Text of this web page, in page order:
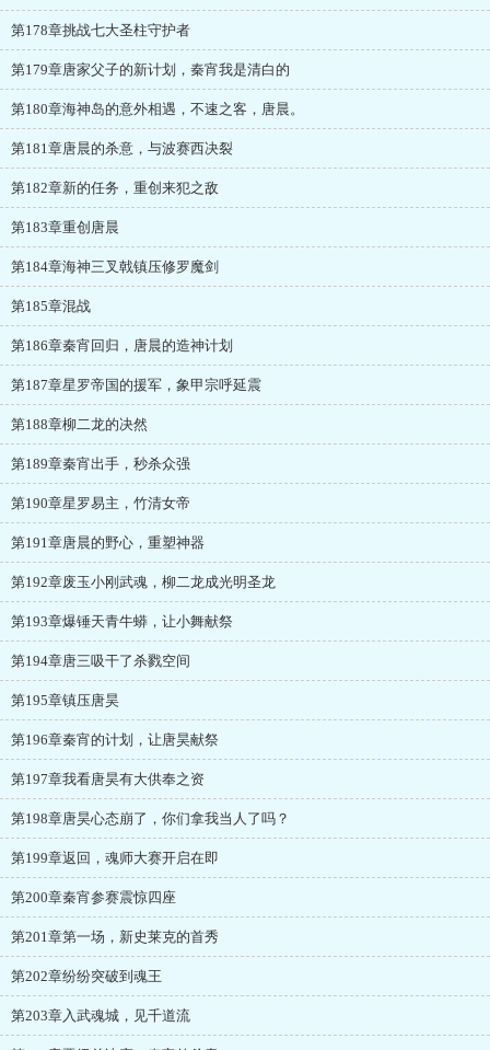
第178章挑战七大圣柱守护者
第179章唐家父子的新计划，秦宵我是清白的
第180章海神岛的意外相遇，不速之客，唐晨。
第181章唐晨的杀意，与波赛西决裂
第182章新的任务，重创来犯之敌
第183章重创唐晨
第184章海神三叉戟镇压修罗魔剑
第185章混战
第186章秦宵回归，唐晨的造神计划
第187章星罗帝国的援军，象甲宗呼延震
第188章柳二龙的决然
第189章秦宵出手，秒杀众强
第190章星罗易主，竹清女帝
第191章唐晨的野心，重塑神器
第192章废玉小刚武魂，柳二龙成光明圣龙
第193章爆锤天青牛蟒，让小舞献祭
第194章唐三吸干了杀戮空间
第195章镇压唐昊
第196章秦宵的计划，让唐昊献祭
第197章我看唐昊有大供奉之资
第198章唐昊心态崩了，你们拿我当人了吗？
第199章返回，魂师大赛开启在即
第200章秦宵参赛震惊四座
第201章第一场，新史莱克的首秀
第202章纷纷突破到魂王
第203章入武魂城，见千道流